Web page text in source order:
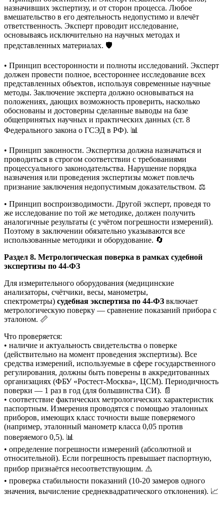
назначивших экспертизу, и от сторон процесса. Любое
вмешательство в его деятельность недопустимо и влечёт
ответственность. Эксперт проводит исследование,
основываясь исключительно на научных методах и
представленных материалах. 🛡️
• Принцип всесторонности и полноты исследований. Эксперт
должен провести полное, всестороннее исследование всех
представленных объектов, используя современные научные
методы. Заключение эксперта должно основываться на
положениях, дающих возможность проверить, насколько
обоснованы и достоверны сделанные выводы на базе
общепринятых научных и практических данных (ст. 8
Федерального закона о ГСЭД в РФ). 📊
• Принцип законности. Экспертиза должна назначаться и
проводиться в строгом соответствии с требованиями
процессуального законодательства. Нарушение порядка
назначения или проведения экспертизы может повлечь
признание заключения недопустимым доказательством. ⚖️
• Принцип воспроизводимости. Другой эксперт, проведя то
же исследование по той же методике, должен получить
аналогичные результаты (с учётом погрешности измерений).
Поэтому в заключении обязательно указываются все
использованные методики и оборудование. 🔄
Раздел 8. Метрологическая поверка в рамках судебной
экспертизы по 44-ФЗ
Для измерительного оборудования (медицинские
анализаторы, счётчики, весы, манометры,
спектрометры) судебная экспертиза по 44-ФЗ включает
метрологическую поверку — сравнение показаний прибора с
эталоном. 📏
Что проверяется:
• наличие и актуальность свидетельства о поверке
(действительно на момент проведения экспертизы). Все
средства измерений, используемые в сфере государственного
регулирования, должны быть поверены в аккредитованных
организациях (ФБУ «Ростест-Москва», ЦСМ). Периодичность
поверки — 1 раз в год (для большинства СИ). 📄
• соответствие фактических метрологических характеристик
паспортным. Измерения проводятся с помощью эталонных
приборов, имеющих класс точности выше поверяемого
(например, эталонный манометр класса 0,05 против
поверяемого 0,5). 📊
• определение погрешности измерений (абсолютной и
относительной). Если погрешность превышает паспортную,
прибор признаётся несоответствующим. ⚠️
• проверка стабильности показаний (10-20 замеров одного
значения, вычисление среднеквадратического отклонения). 📈